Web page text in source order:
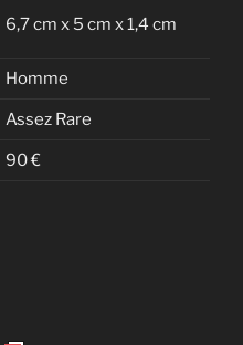
6,7 cm x 5 cm x 1,4 cm
Homme
Assez Rare
90 €